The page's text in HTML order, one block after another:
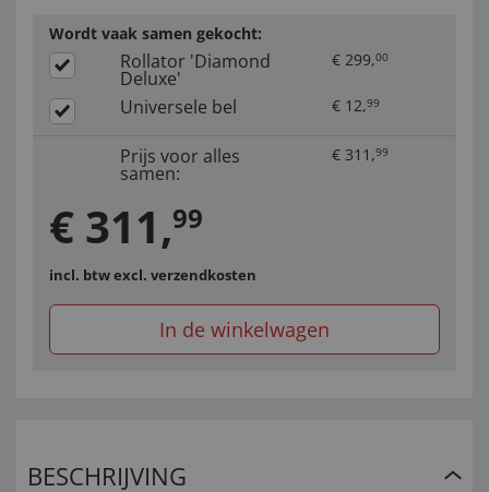
Wordt vaak samen gekocht:
Rollator 'Diamond
Deluxe'
€ 299,00
Universele bel € 12,99
Prijs voor alles
samen:
€ 311 ,99
€ 311,99
incl. btwexcl. verzendkosten
In de winkelwagen
BESCHRIJVING